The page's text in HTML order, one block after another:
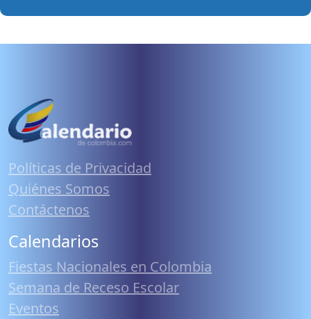
Políticas de Privacidad
Quiénes Somos
Contáctenos
Calendarios
Fiestas Nacionales en Colombia
Semana de Receso Escolar
Eventos